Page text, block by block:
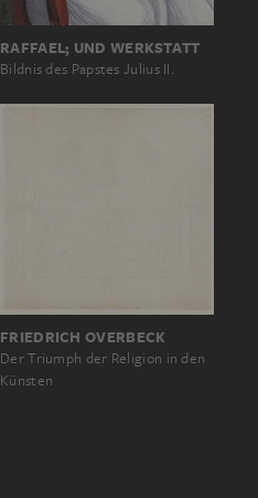
RAFFAEL; UND WERKSTATT
Bildnis des Papstes Julius II.
FRIEDRICH OVERBECK
Der Triumph der Religion in den
Künsten